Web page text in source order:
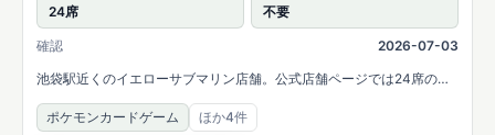
24席
不要
確認
2026-07-03
池袋駅近くのイエローサブマリン店舗。公式店舗ページでは24席のデ
ュエルルームと、MTG・遊戯王・デュエルマスターズ・ポケモンカー
ドゲーム・ONE PIECEカードゲームなどの取扱いを案内しています。
ポケモンカードゲーム ほか4件